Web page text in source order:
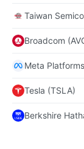
Taiwan
Broadcom
Meta
Tesla (TSLA)
Berkshire